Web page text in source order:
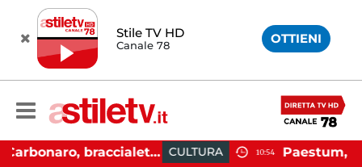
Stile TV HD
Canale 78 OTTIENI
Martina Carbonaro, braccialetto elettronico per i genitori della 14enne uccisa dall'ex CULTURA 10:54